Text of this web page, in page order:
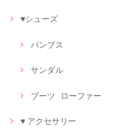
♥シューズ
パンプス
サンダル
ブーツ · ローファー
♥ アクセサリー